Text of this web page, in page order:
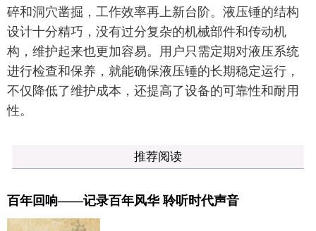
碎和洞穴凿掘，工作效率再上新台阶。液压锤的结构
设计十分精巧，没有过分复杂的机械部件和传动机
构，维护起来也更加容易。用户只需定期对液压系统
进行检查和保养，就能确保液压锤的长期稳定运行，
不仅降低了维护成本，还提高了设备的可靠性和耐用
性。
推荐阅读
百年回响——记录百年风华 聆听时代声音